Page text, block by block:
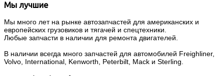
Мы лучшие
Мы много лет на рынке автозапчастей для американских и
европейских грузовиков и тягачей и спецтехники.
Любые запчасти в наличии для ремонта двигателей.
В наличии всегда много запчастей для автомобилей Freighliner,
Volvo, International, Kenworth, Peterbilt, Mack и Sterling.